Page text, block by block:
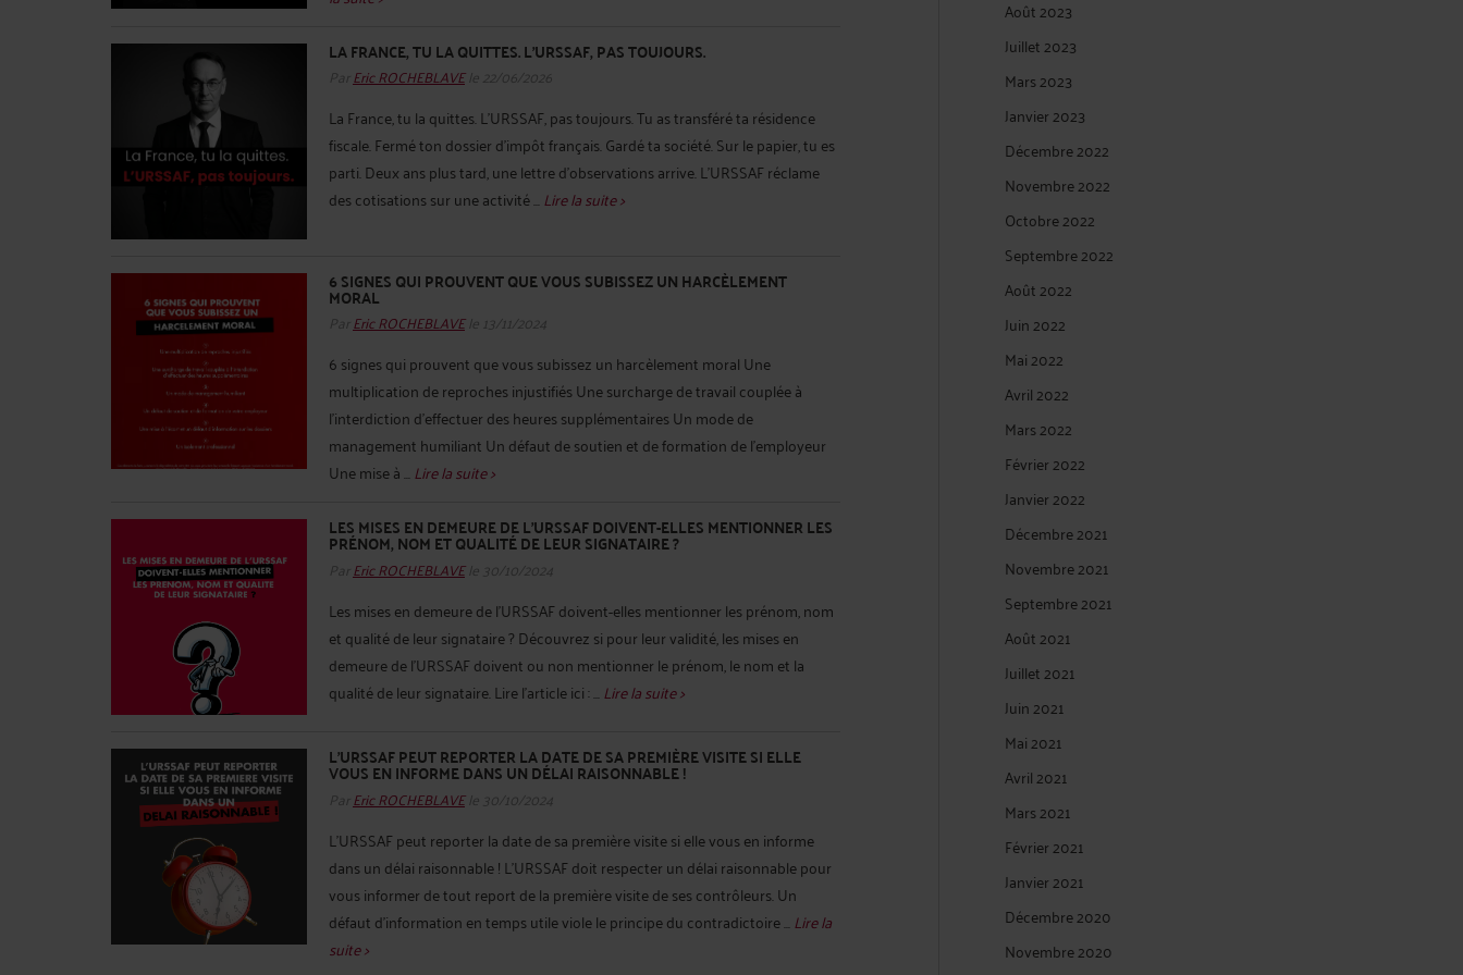
LA FRANCE, TU LA QUITTES. L'URSSAF, PAS TOUJOURS.
Par Eric ROCHEBLAVEle 22/06/2026
La France, tu la quittes. L'URSSAF, pas toujours. Tu as transféré ta résidence
fiscale. Fermé ton dossier d'impôt français. Gardé ta société. Sur le papier, tu es
parti. Deux ans plus tard, une lettre d'observations arrive. L'URSSAF réclame
des cotisations sur une activité ...Lire la suite >
6 SIGNES QUI PROUVENT QUE VOUS SUBISSEZ UN HARCÈLEMENT
MORAL
Par Eric ROCHEBLAVEle 13/11/2024
6 signes qui prouvent que vous subissez un harcèlement moral Une
multiplication de reproches injustifiés Une surcharge de travail couplée à
l’interdiction d’effectuer des heures supplémentaires Un mode de
management humiliant Un défaut de soutien et de formation de l'employeur
Une mise à ...Lire la suite >
LES MISES EN DEMEURE DE L’URSSAF DOIVENT-ELLES MENTIONNER LES
PRÉNOM, NOM ET QUALITÉ DE LEUR SIGNATAIRE ?
Par Eric ROCHEBLAVEle 30/10/2024
Les mises en demeure de l’URSSAF doivent-elles mentionner les prénom, nom
et qualité de leur signataire ? Découvrez si pour leur validité, les mises en
demeure de l'URSSAF doivent ou non mentionner le prénom, le nom et la
qualité de leur signataire. Lire l'article ici : ...Lire la suite >
L’URSSAF PEUT REPORTER LA DATE DE SA PREMIÈRE VISITE SI ELLE
VOUS EN INFORME DANS UN DÉLAI RAISONNABLE !
Par Eric ROCHEBLAVEle 30/10/2024
L’URSSAF peut reporter la date de sa première visite si elle vous en informe
dans un délai raisonnable ! L’URSSAF doit respecter un délai raisonnable pour
vous informer de tout report de la première visite de ses contrôleurs. Un
défaut d’information en temps utile viole le principe du contradictoire ...Lire la
suite >
Août 2023
Juillet 2023
Mars 2023
Janvier 2023
Décembre 2022
Novembre 2022
Octobre 2022
Septembre 2022
Août 2022
Juin 2022
Mai 2022
Avril 2022
Mars 2022
Février 2022
Janvier 2022
Décembre 2021
Novembre 2021
Septembre 2021
Août 2021
Juillet 2021
Juin 2021
Mai 2021
Avril 2021
Mars 2021
Février 2021
Janvier 2021
Décembre 2020
Novembre 2020